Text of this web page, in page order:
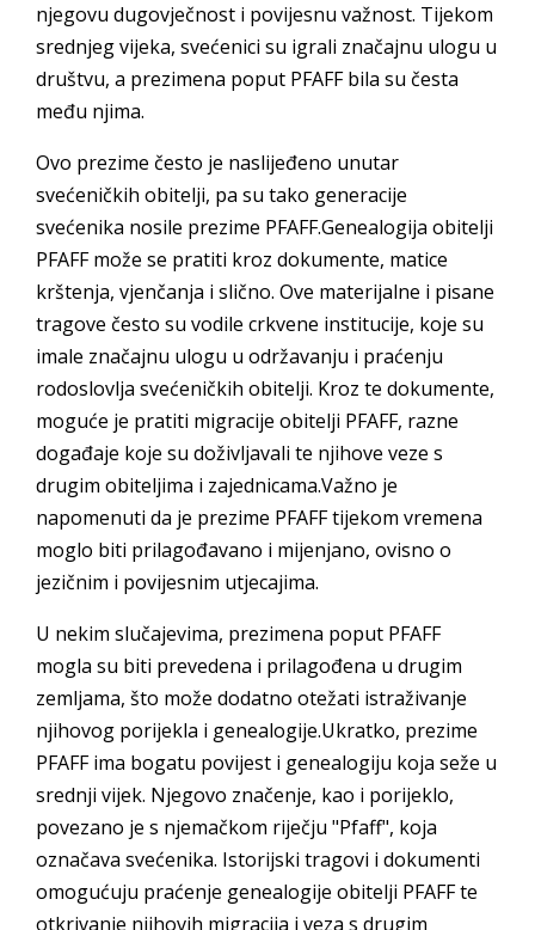
njegovu dugovječnost i povijesnu važnost. Tijekom
srednjeg vijeka, svećenici su igrali značajnu ulogu u
društvu, a prezimena poput PFAFF bila su česta
među njima.
Ovo prezime često je naslijeđeno unutar
svećeničkih obitelji, pa su tako generacije
svećenika nosile prezime PFAFF.Genealogija obitelji
PFAFF može se pratiti kroz dokumente, matice
krštenja, vjenčanja i slično. Ove materijalne i pisane
tragove često su vodile crkvene institucije, koje su
imale značajnu ulogu u održavanju i praćenju
rodoslovlja svećeničkih obitelji. Kroz te dokumente,
moguće je pratiti migracije obitelji PFAFF, razne
događaje koje su doživljavali te njihove veze s
drugim obiteljima i zajednicama.Važno je
napomenuti da je prezime PFAFF tijekom vremena
moglo biti prilagođavano i mijenjano, ovisno o
jezičnim i povijesnim utjecajima.
U nekim slučajevima, prezimena poput PFAFF
mogla su biti prevedena i prilagođena u drugim
zemljama, što može dodatno otežati istraživanje
njihovog porijekla i genealogije.Ukratko, prezime
PFAFF ima bogatu povijest i genealogiju koja seže u
srednji vijek. Njegovo značenje, kao i porijeklo,
povezano je s njemačkom riječju "Pfaff", koja
označava svećenika. Istorijski tragovi i dokumenti
omogućuju praćenje genealogije obitelji PFAFF te
otkrivanje njihovih migracija i veza s drugim